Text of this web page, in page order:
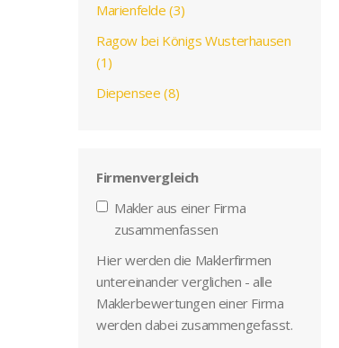
Marienfelde (3)
Ragow bei Königs Wusterhausen
(1)
Diepensee (8)
Firmenvergleich
Makler aus einer Firma
zusammenfassen
Hier werden die Maklerfirmen
untereinander verglichen - alle
Maklerbewertungen einer Firma
werden dabei zusammengefasst.